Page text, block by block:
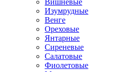
Вишневые
Изумрудные
Венге
Ореховые
Янтарные
Сиреневые
Салатовые
Фиолетовые